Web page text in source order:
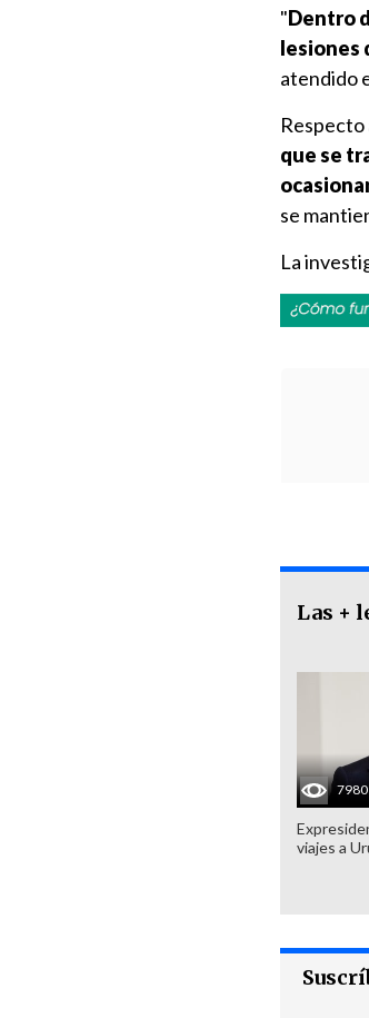
"Dentro
lesiones
atendido
Respecto
que se
se
La
Las +
7980
viajes a